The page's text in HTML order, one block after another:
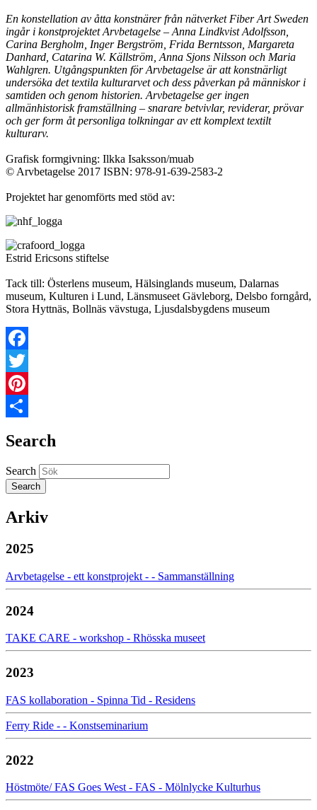
En konstellation av åtta konstnärer från nätverket Fiber Art Sweden
ingår i konstprojektet Arvbetagelse – Anna Lindkvist Adolfsson,
Carina Bergholm, Inger Bergström, Frida Berntsson, Margareta
Danhard, Catarina W. Källström, Anna Sjons Nilsson och Maria
Wahlgren. Utgångspunkten för Arvbetagelse är att konstnärligt
undersöka det textila kulturarvet och dess påverkan på människor i
samtiden och genom historien. Arvbetagelse ger ingen
allmänhistorisk framställning – snarare betvivlar, reviderar, prövar
och ger form åt personliga tolkningar av ett komplext textilt
kulturarv.
Grafisk formgivning: Ilkka Isaksson/muab
© Arvbetagelse 2017 ISBN: 978-91-639-2583-2
Projektet har genomförts med stöd av:
Estrid Ericsons stiftelse
Tack till: Österlens museum, Hälsinglands museum, Dalarnas
museum, Kulturen i Lund, Länsmuseet Gävleborg, Delsbo forngård,
Stora Hyttnäs, Bollnäs vävstuga, Ljusdalsbygdens museum
Facebook
Twitter
Pinterest
Search
Search
Arkiv
2025
Arvbetagelse - ett konstprojekt - - Sammanställning
2024
TAKE CARE - workshop - Rhösska museet
2023
FAS kollaboration - Spinna Tid - Residens
Ferry Ride - - Konstseminarium
2022
Höstmöte/ FAS Goes West - FAS - Mölnlycke Kulturhus